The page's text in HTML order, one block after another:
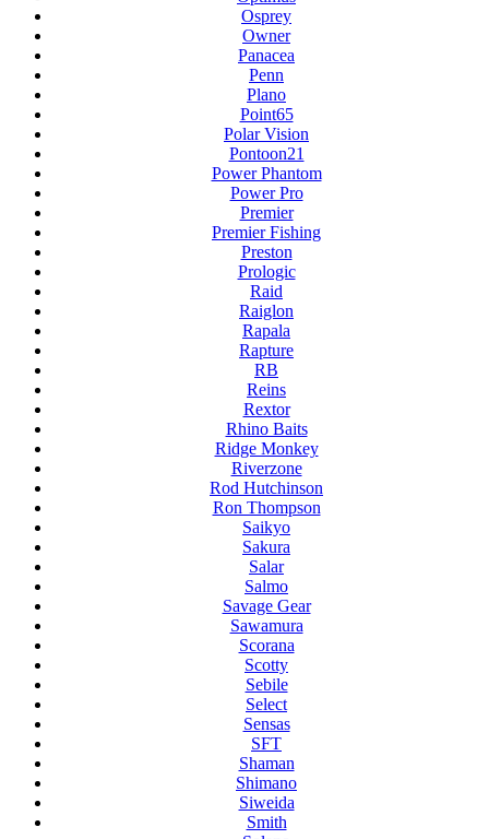
Osprey
Owner
Panacea
Penn
Plano
Point65
Polar Vision
Pontoon21
Power Phantom
Power Pro
Premier
Premier Fishing
Preston
Prologic
Raid
Raiglon
Rapala
Rapture
RB
Reins
Rextor
Rhino Baits
Ridge Monkey
Riverzone
Rod Hutchinson
Ron Thompson
Saikyo
Sakura
Salar
Salmo
Savage Gear
Sawamura
Scorana
Scotty
Sebile
Select
Sensas
SFT
Shaman
Shimano
Siweida
Smith